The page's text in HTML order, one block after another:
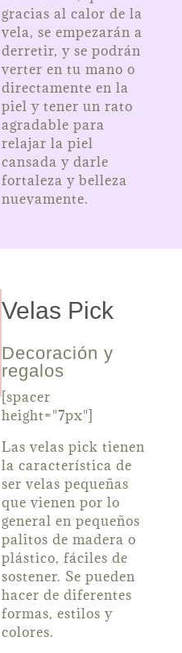
gracias al calor de la
vela, se empezarán a
derretir, y se podrán
verter en tu mano o
directamente en la
piel y tener un rato
agradable para
relajar la piel
cansada y darle
fortaleza y belleza
nuevamente.
Velas Pick
Decoración y
regalos
[spacer
height="7px"]
Las velas pick tienen
la característica de
ser velas pequeñas
que vienen por lo
general en pequeños
palitos de madera o
plástico, fáciles de
sostener. Se pueden
hacer de diferentes
formas, estilos y
colores.